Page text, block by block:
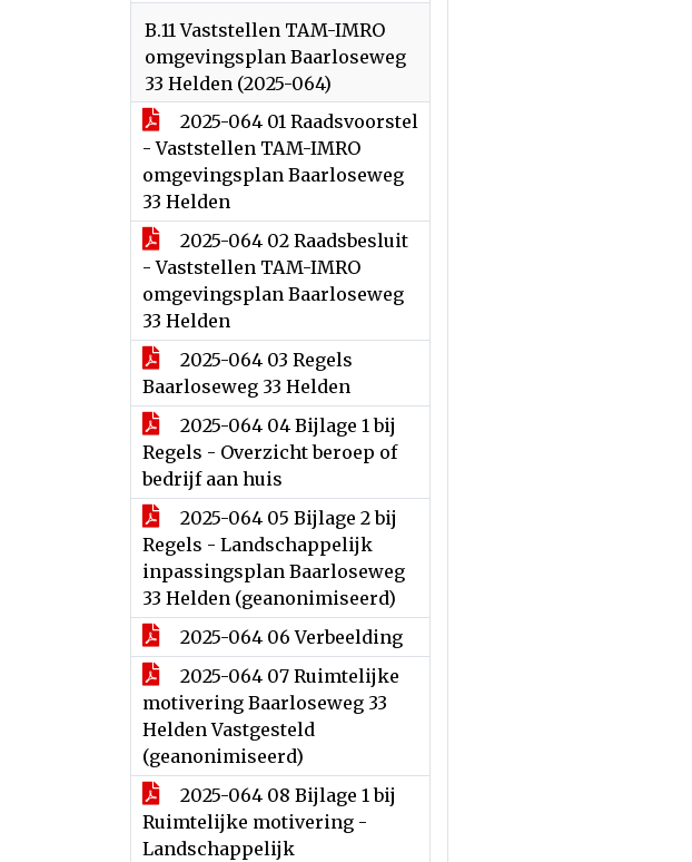
B.11 Vaststellen TAM-IMRO
omgevingsplan Baarloseweg
33 Helden (2025-064)
2025-064 01 Raadsvoorstel
- Vaststellen TAM-IMRO
omgevingsplan Baarloseweg
33 Helden
2025-064 02 Raadsbesluit
- Vaststellen TAM-IMRO
omgevingsplan Baarloseweg
33 Helden
2025-064 03 Regels
Baarloseweg 33 Helden
2025-064 04 Bijlage 1 bij
Regels - Overzicht beroep of
bedrijf aan huis
2025-064 05 Bijlage 2 bij
Regels - Landschappelijk
inpassingsplan Baarloseweg
33 Helden (geanonimiseerd)
2025-064 06 Verbeelding
2025-064 07 Ruimtelijke
motivering Baarloseweg 33
Helden Vastgesteld
(geanonimiseerd)
2025-064 08 Bijlage 1 bij
Ruimtelijke motivering -
Landschappelijk